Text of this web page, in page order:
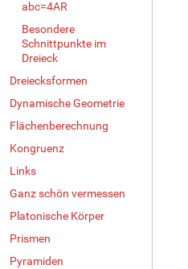
abc=4AR
Besondere
Schnittpunkte im
Dreieck
Dreiecksformen
Dynamische Geometrie
Flächenberechnung
Kongruenz
Links
Ganz schön vermessen
Platonische Körper
Prismen
Pyramiden